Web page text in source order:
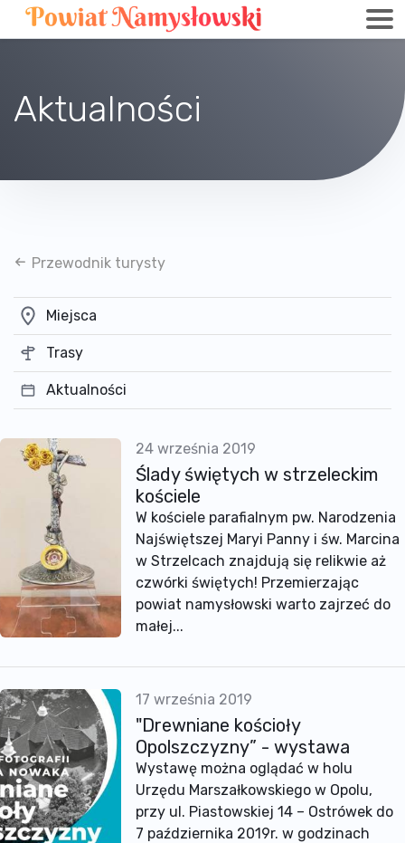
Aktualności
Przewodnik turysty
24 września 2019
Ślady świętych w strzeleckim
kościele
W kościele parafialnym pw. Narodzenia
Najświętszej Maryi Panny i św. Marcina
w Strzelcach znajdują się relikwie aż
czwórki świętych! Przemierzając
powiat namysłowski warto zajrzeć do
małej...
17 września 2019
"Drewniane kościoły
Opolszczyzny” - wystawa
Wystawę można oglądać w holu
Urzędu Marszałkowskiego w Opolu,
przy ul. Piastowskiej 14 – Ostrówek do
7 października 2019r. w godzinach
Miejsca
Trasy
Aktualności